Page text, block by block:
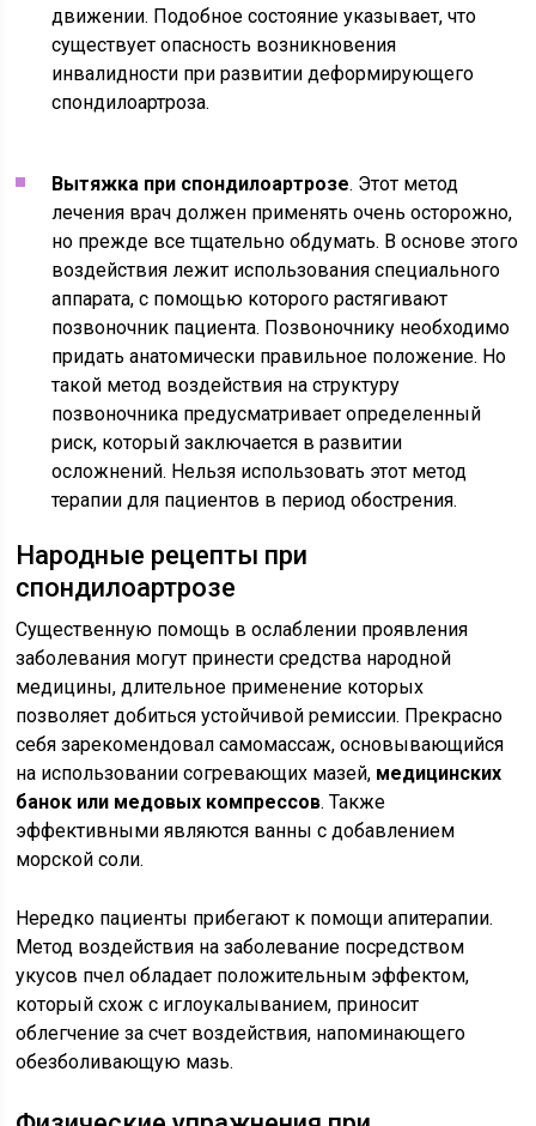
движении. Подобное состояние указывает, что
существует опасность возникновения
инвалидности при развитии деформирующего
спондилоартроза.
Вытяжка при спондилоартрозе. Этот метод
лечения врач должен применять очень осторожно,
но прежде все тщательно обдумать. В основе этого
воздействия лежит использования специального
аппарата, с помощью которого растягивают
позвоночник пациента. Позвоночнику необходимо
придать анатомически правильное положение. Но
такой метод воздействия на структуру
позвоночника предусматривает определенный
риск, который заключается в развитии
осложнений. Нельзя использовать этот метод
терапии для пациентов в период обострения.
Народные рецепты при
спондилоартрозе
Существенную помощь в ослаблении проявления
заболевания могут принести средства народной
медицины, длительное применение которых
позволяет добиться устойчивой ремиссии. Прекрасно
себя зарекомендовал самомассаж, основывающийся
на использовании согревающих мазей, медицинских
банок или медовых компрессов. Также
эффективными являются ванны с добавлением
морской соли.
Нередко пациенты прибегают к помощи апитерапии.
Метод воздействия на заболевание посредством
укусов пчел обладает положительным эффектом,
который схож с иглоукалыванием, приносит
облегчение за счет воздействия, напоминающего
обезболивающую мазь.